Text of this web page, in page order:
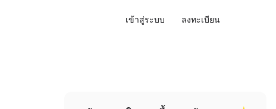
เข้าสู่ระบบ ลงทะเบียน